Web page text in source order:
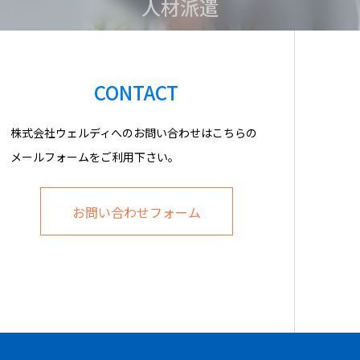
人材派遣
CONTACT
株式会社ウェルディへのお問い合わせはこちらの
メールフォームをご利用下さい。
お問い合わせフォーム